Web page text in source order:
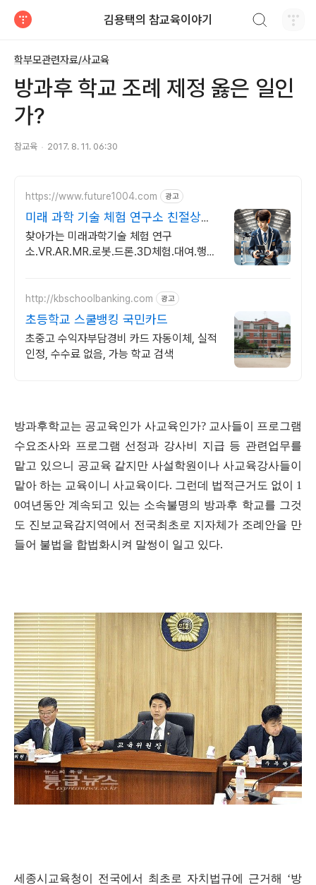
김용택의 참교육이야기
학부모관련자료/사교육
방과후 학교 조례 제정 옳은 일인
가?
참교육 2017. 8. 11. 06:30
https://www.future1004.com 광고
미래 과학 기술 체험 연구소 친절상
담/1:1교육/4차산업
찾아가는 미래과학기술 체험 연구
소.VR.AR.MR.로봇.드론.3D체험.대여.행사
http://kbschoolbanking.com 광고
초등학교 스쿨뱅킹 국민카드
초중고 수익자부담경비 카드 자동이체, 실적
인정, 수수료 없음, 가능 학교 검색
방과후학교는 공교육인가 사교육인가? 교사들이 프로그램
수요조사와 프로그램 선정과 강사비 지급 등 관련업무를
맡고 있으니 공교육 같지만 사설학원이나 사교육강사들이
맡아 하는 교육이니 사교육이다. 그런데 법적근거도 없이 1
0여년동안 계속되고 있는 소속불명의 방과후 학교를 그것
도 진보교육감지역에서 전국최초로 지자체가 조례안을 만
들어 불법을 합법화시켜 말썽이 일고 있다.
세종시교육청이 전국에서 최초로 자치법규에 근거해 ‘방